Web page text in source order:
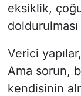
eksiklik,
Verici
Ama sorun,
kendisinin